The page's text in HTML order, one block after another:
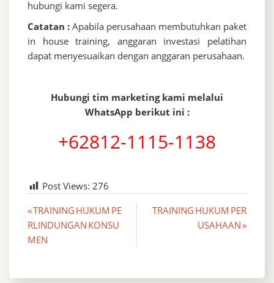
hubungi kami segera.
Catatan : Apabila perusahaan membutuhkan paket
in house training, anggaran investasi pelatihan
dapat menyesuaikan dengan anggaran perusahaan.
Hubungi tim marketing kami melalui
WhatsApp berikut ini :
+62812-1115-1138
Post Views: 276
Post
navigation
« TRAINING HUKUM PE
RLINDUNGAN KONSU
MEN
TRAINING HUKUM PER
USAHAAN »